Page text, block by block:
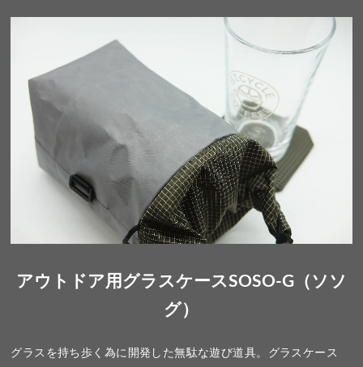
アウトドア用グラスケースSOSO-G（ソソ
グ）
グラスを持ち歩く為に開発した無駄な遊び道具。グラスケース